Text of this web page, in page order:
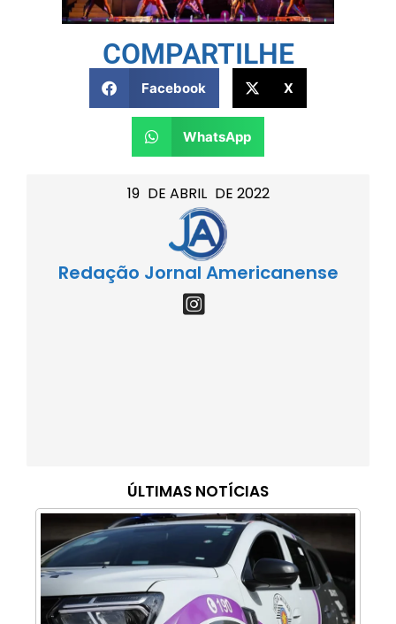
19 DE ABRIL DE 2022
Redação Jornal Americanense
ÚLTIMAS NOTÍCIAS
COMPARTILHE
Facebook X
WhatsApp